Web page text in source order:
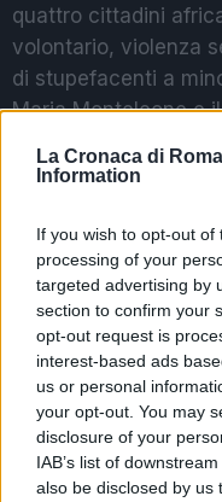
La Cronaca di
Information
If you wish to opt-out
processing of your
targeted advertising by
section to confirm your
opt-out request is
interest-based ads
us or personal
your opt-out. You may
disclosure of your
IAB’s list of
also be disclosed by us
quattro cittadini
volontario, violenza
di stupefacenti a
Maria Monteleone e
abusato a turno
assumere un mix
investigatori sul
SEGUICI SU TWITTER
Precedente
AUTOSTRADE
Revoca
concessioni:
Conte ha